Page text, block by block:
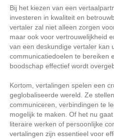
Bij het kiezen van een
investeren in kwaliteit en
vertaler zal niet alleen zorgen
maar ook voor vertrouwelijkheid
van een deskundige vertaler kan
communicatiedoelen te bereiken
boodschap effectief wordt
Kortom, vertalingen spelen een
geglobaliseerde wereld. Ze
communiceren, verbindingen te
mogelijk te maken. Of het nu
literaire werken of persoonlijke
vertalingen zijn essentieel voor